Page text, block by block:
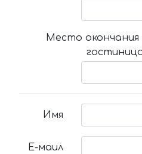
Место окончания
Имя
Е-маил